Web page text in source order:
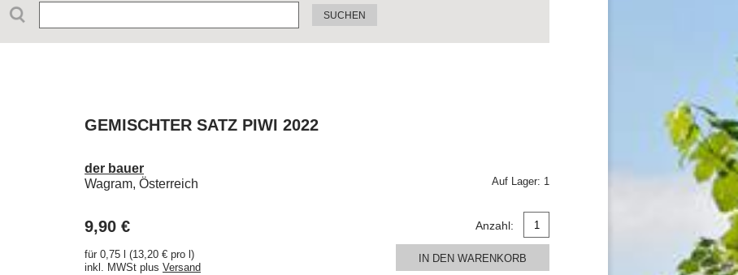
SUCHEN
GEMISCHTER SATZ PIWI 2022
der bauer
Wagram, Österreich
9,90 €
für 0,75 l (13,20 € pro l)
inkl. MWSt plus Versand
Auf Lager: 1
Anzahl:
IN DEN WARENKORB